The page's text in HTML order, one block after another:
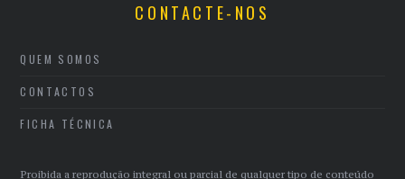
CONTACTE-NOS
QUEM SOMOS
CONTACTOS
FICHA TÉCNICA
Proibida a reprodução integral ou parcial de qualquer tipo de conteúdo